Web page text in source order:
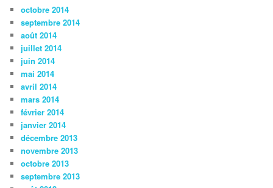
octobre 2014
septembre 2014
août 2014
juillet 2014
juin 2014
mai 2014
avril 2014
mars 2014
février 2014
janvier 2014
décembre 2013
novembre 2013
octobre 2013
septembre 2013